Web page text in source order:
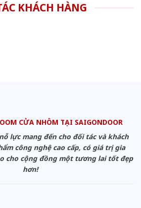
KHÁCH HÀNG
CỬA NHÔM TẠI SAIGONDOOR
lực mang đến cho đối tác và khách
công nghệ cao cấp, có giá trị gia
cho cộng đồng một tương lai tốt đẹp
hơn!